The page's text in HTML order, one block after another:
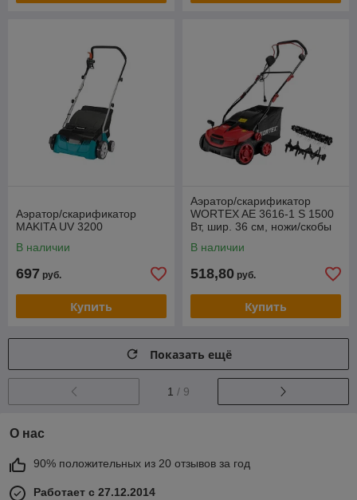
Аэратор/скарификатор
MAKITA UV 3200
В наличии
697 руб.
Купить
Аэратор/скарификатор
WORTEX AE 3616-1 S 1500
Вт, шир. 36 см, ножи/скобы
В наличии
518,80 руб.
Купить
Показать ещё
1 / 9
О нас
90% положительных из 20 отзывов за год
Работает с 27.12.2014